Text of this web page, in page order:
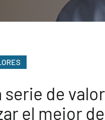
serie de
el mejor